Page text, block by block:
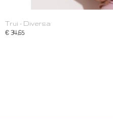
Trui - Diversa
€ 34,65